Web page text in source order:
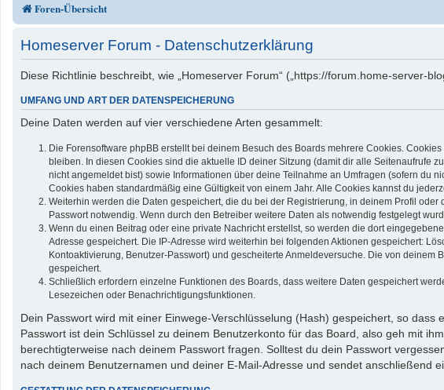
Foren-Übersicht
Homeserver Forum - Datenschutzerklärung
Diese Richtlinie beschreibt, wie „Homeserver Forum“ („https://forum.home-server-
UMFANG UND ART DER DATENSPEICHERUNG
Deine Daten werden auf vier verschiedene Arten gesammelt:
Die Forensoftware phpBB erstellt bei deinem Besuch des Boards mehrere Cookies.
bleiben. In diesen Cookies sind die aktuelle ID deiner Sitzung (damit dir alle Seitenaufrufe
nicht angemeldet bist) sowie Informationen über deine Teilnahme an Umfragen (sofern du
Cookies haben standardmäßig eine Gültigkeit von einem Jahr. Alle Cookies kannst du
Weiterhin werden die Daten gespeichert, die du bei der Registrierung, in deinem Profil
Passwort notwendig. Wenn durch den Betreiber weitere Daten als notwendig festgelegt
Wenn du einen Beitrag oder eine private Nachricht erstellst, so werden die dort
Adresse gespeichert. Die IP-Adresse wird weiterhin bei folgenden Aktionen gespeichert:
Kontoaktivierung, Benutzer-Passwort) und gescheiterte Anmeldeversuche. Die von
gespeichert.
Schließlich erfordern einzelne Funktionen des Boards, dass weitere Daten gespeichert
Lesezeichen oder Benachrichtigungsfunktionen.
Dein Passwort wird mit einer Einwege-Verschlüsselung (Hash) gespeichert, so
Passwort ist dein Schlüssel zu deinem Benutzerkonto für das Board, also geh mit
berechtigterweise nach deinem Passwort fragen. Solltest du dein Passwort
nach deinem Benutzernamen und deiner E-Mail-Adresse und sendet anschließend